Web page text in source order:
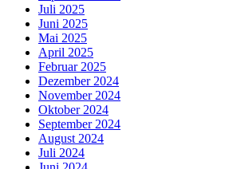
Juli 2025
Juni 2025
Mai 2025
April 2025
Februar 2025
Dezember 2024
November 2024
Oktober 2024
September 2024
August 2024
Juli 2024